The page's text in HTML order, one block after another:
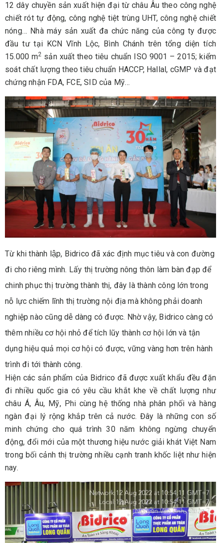
12 dây chuyền sản xuất hiện đại từ châu Âu theo công nghệ
chiết rót tự động, công nghệ tiệt trùng UHT, công nghệ chiết
nóng… Nhà máy sản xuất đa chức năng của công ty được
đầu tư tại KCN Vĩnh Lộc, Bình Chánh trên tổng diện tích
15.000 m2 sản xuất theo tiêu chuẩn ISO 9001 – 2015; kiểm
soát chất lượng theo tiêu chuẩn HACCP, Hallal, cGMP và đạt
chứng nhận FDA, FCE, SID của Mỹ…
Từ khi thành lập, Bidrico đã xác định mục tiêu và con đường
đi cho riêng mình. Lấy thị trường nông thôn làm bàn đạp để
chinh phục thị trường thành thị, đây là thành công lớn trong
nỗ lực chiếm lĩnh thị trường nội địa mà không phải doanh
nghiệp nào cũng dễ dàng có được. Nhờ vậy, Bidrico càng có
thêm nhiều cơ hội nhỏ để tích lũy thành cơ hội lớn và tận
dụng hiệu quả mọi cơ hội có được, vững vàng hơn trên hành
trình đi tới thành công.
Hiện các sản phẩm của Bidrico đã được xuất khẩu đều đặn
đi nhiều quốc gia có yêu cầu khắt khe về chất lượng như
châu Á, Âu, Mỹ, Phi cùng hệ thống nhà phân phối và hàng
ngàn đại lý rộng khắp trên cả nước. Đây là những con số
minh chứng cho quá trình 30 năm không ngừng chuyển
động, đổi mới của một thương hiệu nước giải khát Việt Nam
trong bối cảnh thị trường nhiều cạnh tranh khốc liệt như hiện
nay.